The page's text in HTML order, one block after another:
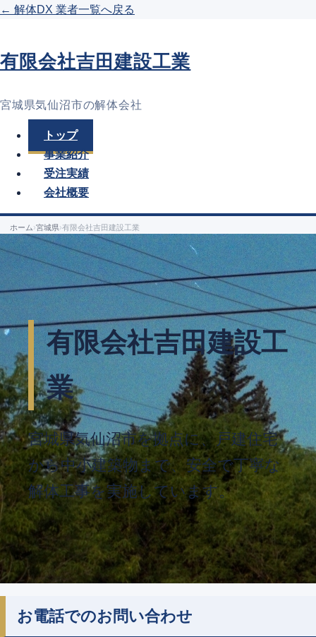
← 解体DX 業者一覧へ戻る
有限会社吉田建設工業
宮城県気仙沼市の解体会社
トップ
事業紹介
受注実績
会社概要
ホーム›宮城県›有限会社吉田建設工業
有限会社吉田建設工
業
宮城県気仙沼市を拠点に、戸建住宅
から中小建築物まで、安全で丁寧な
解体工事を実施しています。
お電話でのお問い合わせ